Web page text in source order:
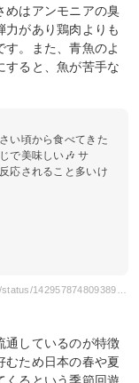
めはアンモニアの臭
があり鶏肉よりも
。また、青魚のよ
すると、魚が苦手な
い頃から食べてきた
で美味しい🎶 サ
応されること多いけ
通しているのが特徴
むため日本の春や夏